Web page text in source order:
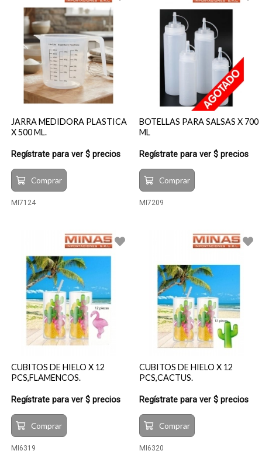
JARRA MEDIDORA PLASTICA
X 500 ML.
Regístrate para ver $ precios
Comprar
MI7124
BOTELLAS PARA SALSAS X 700
ML
Regístrate para ver $ precios
Comprar
MI7209
CUBITOS DE HIELO X 12
PCS,FLAMENCOS.
Regístrate para ver $ precios
Comprar
MI6319
CUBITOS DE HIELO X 12
PCS,CACTUS.
Regístrate para ver $ precios
Comprar
MI6320